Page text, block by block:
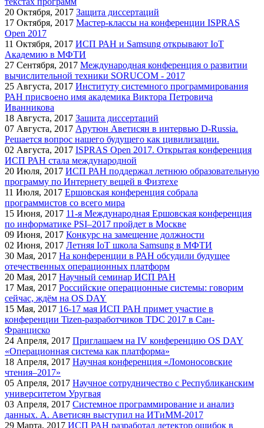
20 Октября, 2017 Защита диссертаций
17 Октября, 2017 Мастер-классы на конференции ISPRAS
Open 2017
11 Октября, 2017 ИСП РАН и Samsung открывают IoT
Академию в МФТИ
27 Сентября, 2017 Международная конференция о развитии
вычислительной техники SORUCOM - 2017
25 Августа, 2017 Институту системного программирования
РАН присвоено имя академика Виктора Петровича
Иванникова
18 Августа, 2017 Защита диссертаций
07 Августа, 2017 Арутюн Аветисян в интервью D-Russia.
Решается вопрос нашего будущего как цивилизации.
02 Августа, 2017 ISPRAS Open 2017. Открытая конференция
ИСП РАН стала международной
20 Июля, 2017 ИСП РАН поддержал летнюю образовательную
программу по Интернету вещей в Физтехе
11 Июля, 2017 Ершовская конференция собрала
программистов со всего мира
15 Июня, 2017 11-я Международная Ершовская конференция
по информатике PSI–2017 пройдет в Москве
09 Июня, 2017 Конкурс на замещение должности
02 Июня, 2017 Летняя IoT школа Samsung в МФТИ
30 Мая, 2017 На конференции в РАН обсудили будущее
отечественных операционных платформ
20 Мая, 2017 Научный семинар ИСП РАН
17 Мая, 2017 Российские операционные системы: говорим
сейчас, ждём на OS DAY
15 Мая, 2017 16-17 мая ИСП РАН примет участие в
конференции Tizen-разработчиков TDC 2017 в Сан-
Франциско
24 Апреля, 2017 Приглашаем на IV конференцию OS DAY
«Операционная система как платформа»
18 Апреля, 2017 Научная конференция «Ломоносовские
чтения–2017»
05 Апреля, 2017 Научное сотрудничество с Республиканским
университетом Уругвая
03 Апреля, 2017 Системное программирование и анализ
данных. А. Аветисян выступил на ИТиММ-2017
29 Марта, 2017 ИСП РАН разработал детектор ошибок в